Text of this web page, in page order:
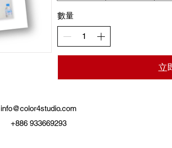
數量
立
info@color4studio.com
+886 933669293